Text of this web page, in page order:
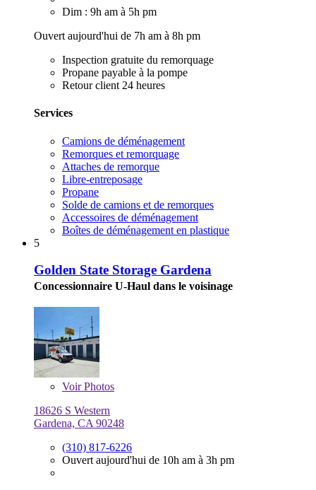
Dim : 9h am à 5h pm
Ouvert aujourd'hui de 7h am à 8h pm
Inspection gratuite du remorquage
Propane payable à la pompe
Retour client 24 heures
Services
Camions de déménagement
Remorques et remorquage
Attaches de remorque
Libre-entreposage
Propane
Solde de camions et de remorques
Accessoires de déménagement
Boîtes de déménagement en plastique
5
Golden State Storage Gardena
Concessionnaire U-Haul dans le voisinage
VoirPhotos
18626 S Western
Gardena, CA 90248
(310) 817-6226
Ouvert aujourd'hui de 10h am à 3h pm